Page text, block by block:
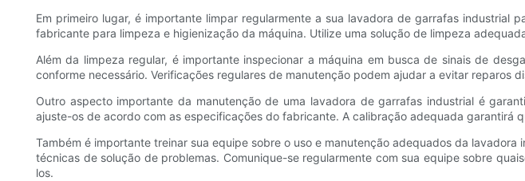
Em primeiro lugar, é importante limpar regularmente a sua lavadora de garrafas
fabricante para limpeza e higienização da máquina. Utilize uma solução de limpeza
Além da limpeza regular, é importante inspecionar a máquina em busca de sinais de
conforme necessário. Verificações regulares de manutenção podem ajudar a evitar reparos
Outro aspecto importante da manutenção de uma lavadora de garrafas industrial é
ajuste-os de acordo com as especificações do fabricante. A calibração adequada garantirá
Também é importante treinar sua equipe sobre o uso e manutenção adequados da
técnicas de solução de problemas. Comunique-se regularmente com sua equipe sobre
los.